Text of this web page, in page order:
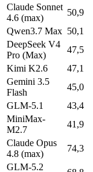
Claude Sonnet
4.6 (max)
50,9
Qwen3.7 Max 50,1
DeepSeek V4
Pro (Max)
47,5
Kimi K2.6
47,1
Gemini 3.5
Flash
45,0
GLM-5.1
43,4
MiniMax-
M2.7
41,9
Claude Opus
4.8 (max)
74,3
GLM-5.2